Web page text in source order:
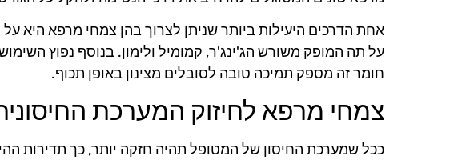
אחת הדרכים היעילות ביותר שניתן לצרוך בהן צמחי מרפא היא
על תה המופק משורש הג'ינג'ר, קמומיל ולימון. בנוסף נפוץ
חומר זה מספק תמיכה טובה לסובלים מצינון באופן תכוף.
צמחי מרפא לחיזוק המערכת
ככל שמערכת החיסון של המטופל תהיה חזקה יותר, כך תדירות